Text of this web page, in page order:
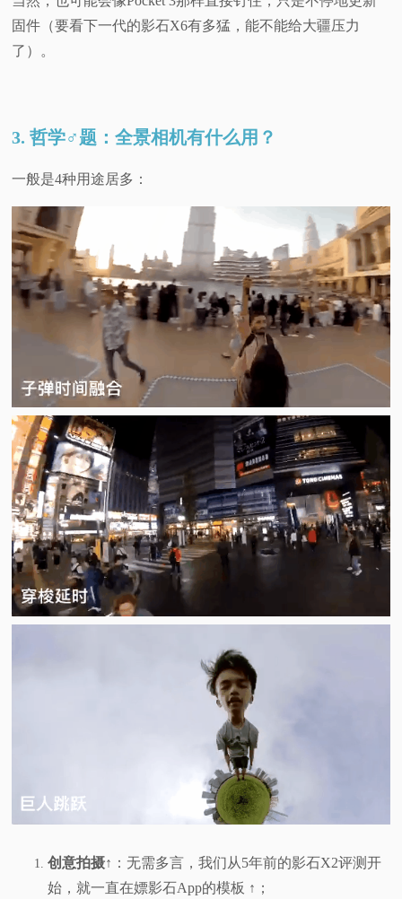
固件（要看下一代的影石X6有多猛，能不能给大疆压力
了）。
3. 哲学♂题：全景相机有什么用？
一般是4种用途居多：
创意拍摄↑：无需多言，我们从5年前的影石X2评测开
始，就一直在嫖影石App的模板 ↑；